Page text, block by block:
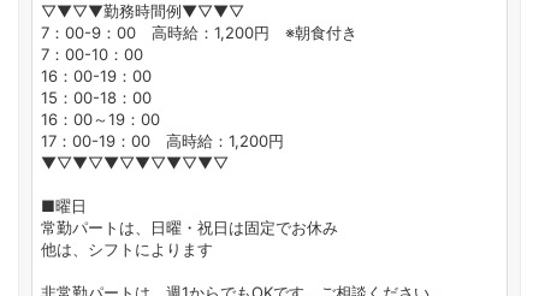
▽▼▽▼勤務時間例▼▽▼▽
7：00-9：00 高時給：1,200円 ※朝食付き
7：00-10：00
16：00-19：00
15：00-18：00
16：00～19：00
17：00-19：00 高時給：1,200円
▼▽▼▽▼▽▼▽▼▽▼▽
■曜日
常勤パートは、日曜・祝日は固定でお休み
他は、シフトによります